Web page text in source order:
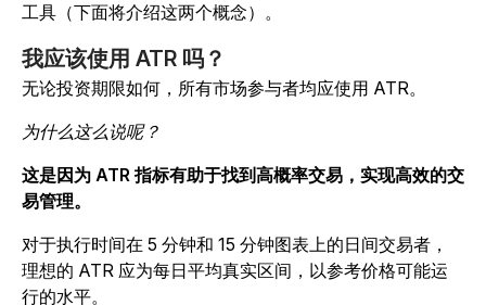
工具（下面将介绍这两个概念）。
我应该使用 ATR 吗？
无论投资期限如何，所有市场参与者均应使用 ATR。
为什么这么说呢？
这是因为 ATR 指标有助于找到高概率交易，实现高效的交
易管理。
对于执行时间在 5 分钟和 15 分钟图表上的日间交易者，
理想的 ATR 应为每日平均真实区间，以参考价格可能运
行的水平。